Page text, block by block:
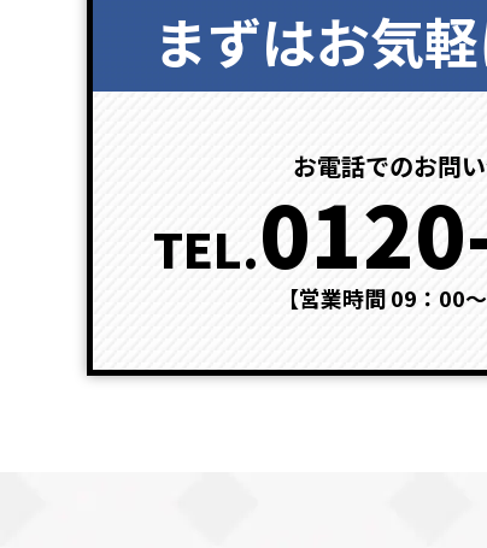
まずはお気
お電話でのお問
TEL.
【営業時間 09：00